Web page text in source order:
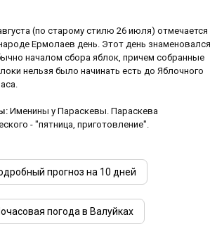
(по старому стилю 26 июля) отмечается
Ермолаев день. Этот день знаменовался
началом сбора яблок, причем собранные
нельзя было начинать есть до Яблочного
Именины у Параскевы. Параскева
- "пятница, приготовление".
прогноз на 10 дней
погода в Валуйках